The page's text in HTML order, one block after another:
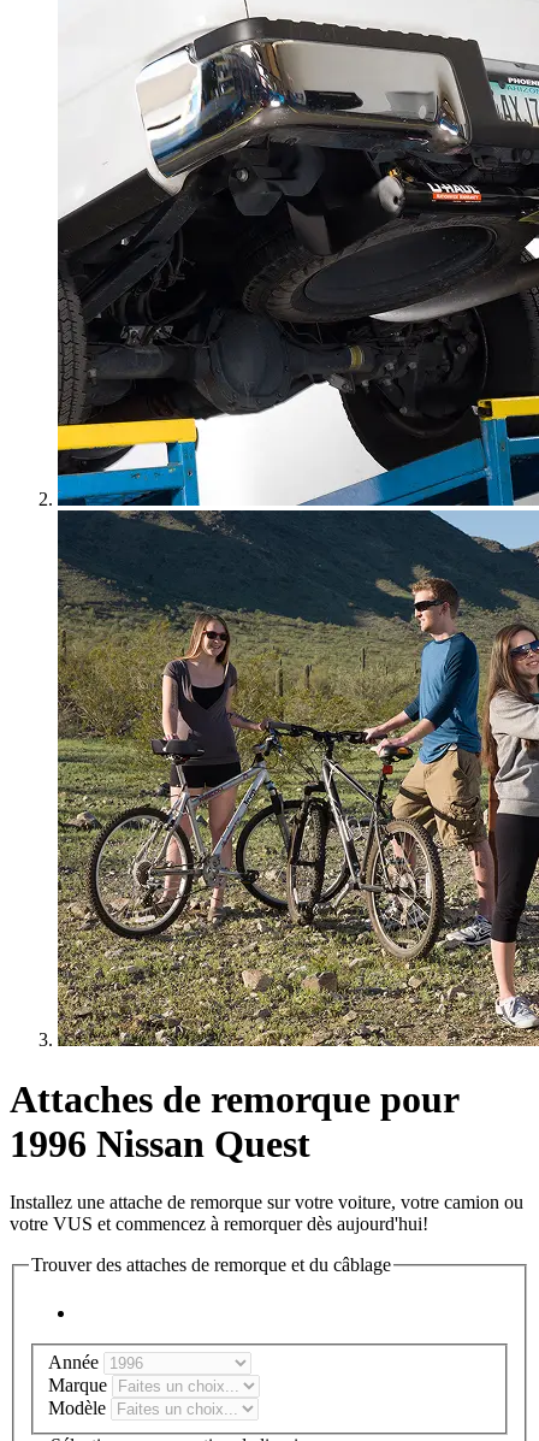
Attaches de remorque pour
1996 Nissan Quest
Installez une attache de remorque sur votre voiture, votre camion ou
votre VUS et commencez à remorquer dès aujourd'hui!
Trouver des attaches de remorque et du câblage
Année
Marque
Modèle